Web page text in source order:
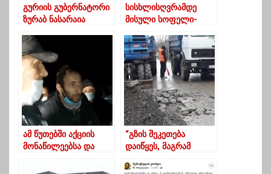
გურიის გუბერნატორი
ზურაბ ნასარაია
შობა-ახალ წელს
ულოცავს
სისხლისღვრამდე
მისული სოფელი-
მოსახლეობასთან
შესახვედრად ვერ
მოიცალა
ამ წუთებში აქციის
მონაწილეებსა და
ხელისუფლებას
“გზის შეკეთება
დაიწყეს, მაგრამ
იხარჯება”?-სანამ